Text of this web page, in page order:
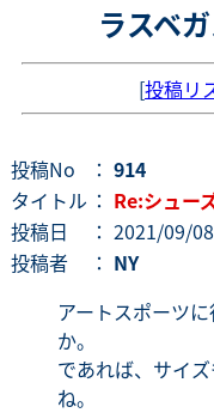
ラスベ
[投稿リ
投稿No ： 914
タイトル ： Re:シュー
投稿日
： 2021/09/
投稿者
： NY
アートスポーツ
か。
であれば、サイ
ね。